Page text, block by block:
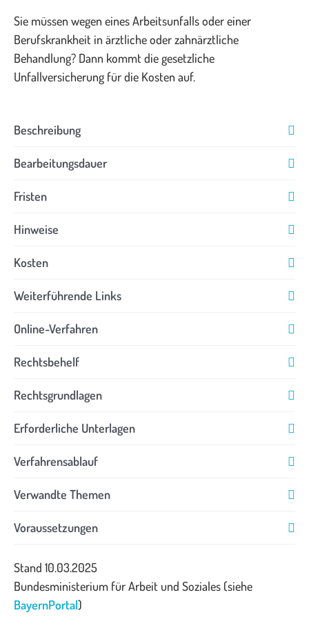
Sie müssen wegen eines Arbeitsunfalls oder einer
Berufskrankheit in ärztliche oder zahnärztliche
Behandlung? Dann kommt die gesetzliche
Unfallversicherung für die Kosten auf.
Beschreibung
Bearbeitungsdauer
Fristen
Hinweise
Kosten
Weiterführende Links
Online-Verfahren
Rechtsbehelf
Rechtsgrundlagen
Erforderliche Unterlagen
Verfahrensablauf
Verwandte Themen
Voraussetzungen
Stand 10.03.2025
Bundesministerium für Arbeit und Soziales (siehe
BayernPortal)